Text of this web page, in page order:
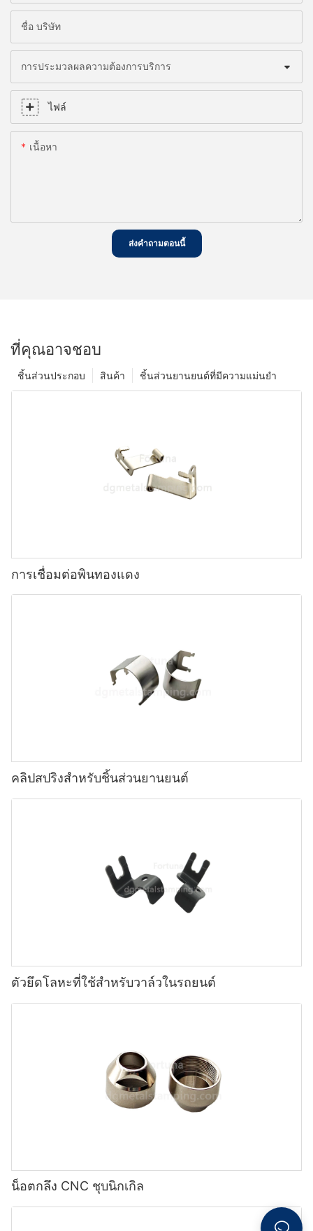
ชื่อ บริษัท
การประมวลผลความต้องการบริการ
ไฟล์
เนื้อหา
ส่งคำถามตอนนี้
ที่คุณอาจชอบ
ชิ้นส่วนยานยนต์ที่มีความแม่นยำ
สินค้า
ชิ้นส่วนประกอบ
การเชื่อมต่อพินทองแดง
คลิปสปริงสำหรับชิ้นส่วนยานยนต์
ตัวยึดโลหะที่ใช้สำหรับวาล์วในรถยนต์
น็อตกลึง CNC ชุบนิกเกิล